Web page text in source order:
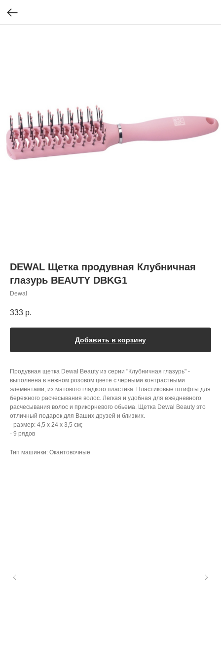
DEWAL Щетка продувная Клубничная
глазурь BEAUTY DBKG1
Dewal
333 р.
Добавить в корзину
Продувная щетка Dewal Beauty из серии "Клубничная глазурь" -
выполнена в нежном розовом цвете с черными контрастными
элементами, из матового гладкого пластика. Пластиковые штифты для
бережного расчесывания волос. Легкая и удобная для ежедневного
расчесывания волос и прикорневого обьема. Щетка Dewal Beauty это
отличный подарок для Ваших друзей и близких.
- размер: 4,5 х 24 х 3,5 см;
- 9 рядов
Тип машинки: Окантовочные